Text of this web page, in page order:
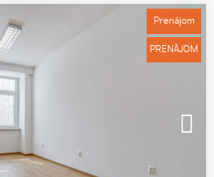
Prenájom
PRENÁJOM